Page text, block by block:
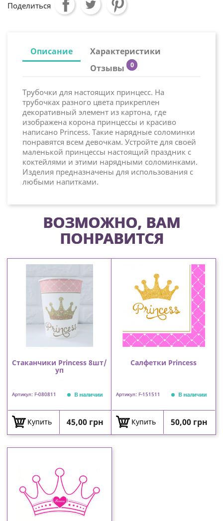
Поделиться
Описание
Характеристики
Отзывы
0
Трубочки для настоящих принцесс. На
трубочках разного цвета прикреплен
декоративный элемент из картона, где
изображена корона принцессы и красиво
написано Princess. Такие нарядные соломинки
понравятся всем девочкам. Устройте для своей
маленькой принцессы настоящий праздник с
коктейлями и этими нарядными соломинками.
Изделия предназначены для использования с
любыми напитками.
ВОЗМОЖНО, ВАМ
ПОНРАВИТСЯ
Стаканчики Princess 8шт/
уп
Артикул: F-080811 В наличии
Купить Цена
45,00 грн
Салфетки Princess
Артикул: F-151511 В наличии
Купить Цена
50,00 грн